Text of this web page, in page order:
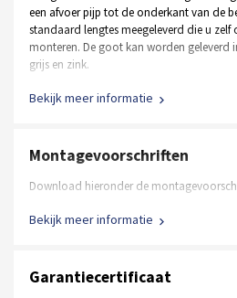
Ontvang een op maat
een afvoer pijp tot de onderkant van de
standaard lengtes meegeleverd die u
monteren. De goot kan worden geleverd
grijs en zink.
Bekijk meer informatie
Montagevoorschriften
Download hieronder de
Bekijk meer informatie
Garantiecertificaat